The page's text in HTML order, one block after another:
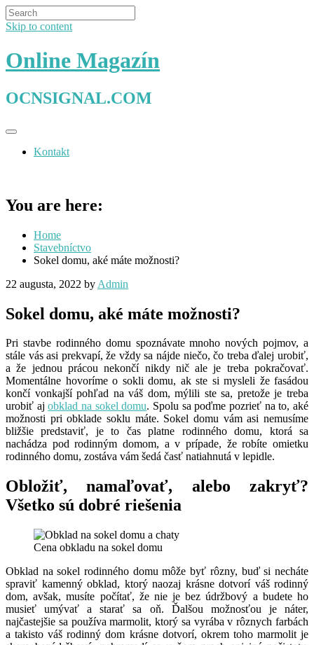
Skip to content
Online Magazín
OCNSIGNAL.COM
Kontakt
You are here:
Home
Stavebníctvo
Sokel domu, aké máte možnosti?
22 augusta, 2022 by Admin
Sokel domu, aké máte možnosti?
Pri stavbe rodinného domu spoznávate mnoho nových pojmov, a
stále vás asi prekvapí, že vždy sa nájde niečo, čo treba ďalej urobiť,
a že jednou prácou nekončí nikdy nič ale je treba pokračovať.
Momentálne hovoríme o sokli domu, ak ste si mysleli že fasádou
končí vonkajší pohľad na váš dom, mýlili ste sa, pretože je treba
urobiť ajobklad na sokel domu. Spolu sa poďme pozrieť na to, aké
možnosti pri obklade soklu máte. Sokel domu vám asi nemusíme
bližšie predstaviť, je to čas platne rodinného domu, ktorá sa
nachádza pod rodinným domom, a v prípade, že robíte omietku
rodinného domu, zostáva vám šedá časť natiahnutá v lepidle.
Obložiť, namaľovať, alebo zakryť?
Všetko sú dobré riešenia
Cena obkladu na sokel domu
Obklad na sokel rodinného domu môže byť rôzny, buď si necháte
spraviť kamenný obklad, ktorý naozaj krásne dotvorí váš rodinný
dom, avšak, musíte počítať, že nie je bez údržbový a budete ho
musieť umývať a starať sa oň. Ďalšou možnosťou je náter,
najčastejšie sa používa marmolit, ktorý sa vyrába v rôznych farbách
a takisto váš rodinný dom krásne dotvorí, okrem toho marmolit je